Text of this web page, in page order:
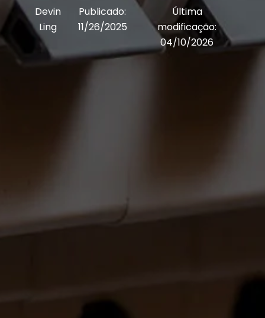
Devin
Ling
Publicado:
11/26/2025
Última
modificação:
04/10/2026